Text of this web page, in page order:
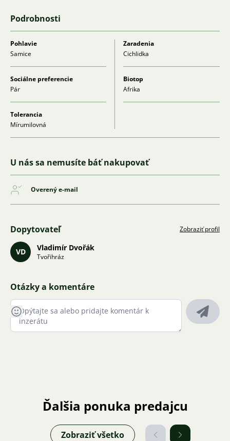
Podrobnosti
Pohlavie
Samice
Zaradenia
Cichlidka
Sociálne preferencie
Pár
Biotop
Afrika
Tolerancia
Mírumilovná
U nás sa nemusíte báť nakupovať
Overený e-mail
Dopytovateľ Zobraziť profil
VD Vladimír Dvořák
Tvořihráz
Otázky a komentáre
Ďalšia ponuka predajcu
Zobraziť všetko